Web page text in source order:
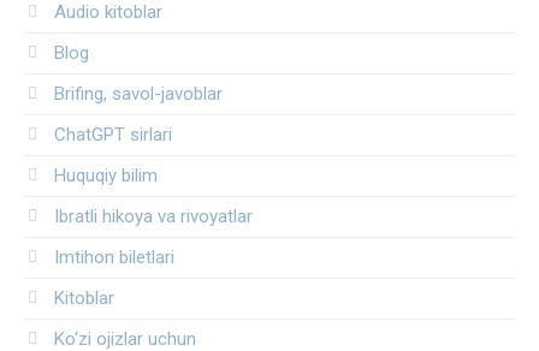
Audio kitoblar
Blog
Brifing, savol-javoblar
ChatGPT sirlari
Huquqiy bilim
Ibratli hikoya va rivoyatlar
Imtihon biletlari
Kitoblar
Ko‘zi ojizlar uchun